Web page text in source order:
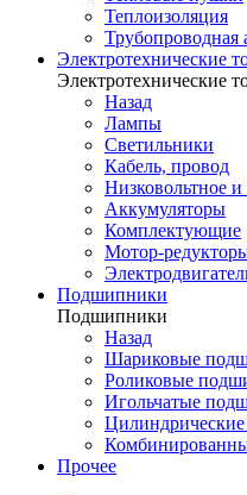
Теплоизоляция
Трубопроводная
Электротехнические
Электротехнические
Назад
Лампы
Светильники
Кабель, провод
Низковольтное
Аккумуляторы
Комплектующие
Мотор-
Подшипники
Подшипники
Назад
Шариковые
Роликовые
Игольчатые
Прочее